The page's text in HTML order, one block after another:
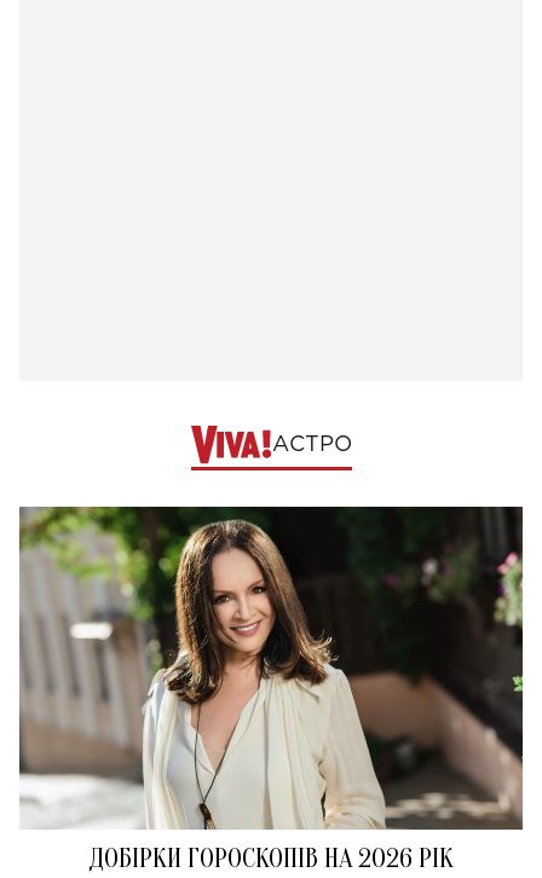
АСТРО
ДОБІРКИ ГОРОСКОПІВ НА 2026 РІК